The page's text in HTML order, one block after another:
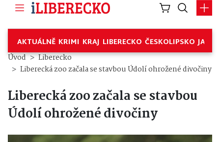
AKTUÁLNĚ KRIMI KRAJ LIBERECKO ČESKOLIPSKO
Úvod
Liberecko
Liberecká zoo začala se stavbou Údolí ohrožené divočiny
Liberecká zoo začala se stavbou
Údolí ohrožené divočiny